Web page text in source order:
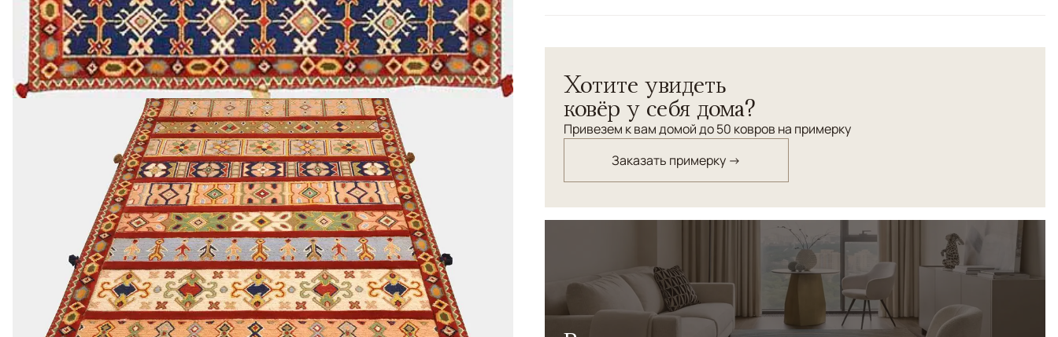
безворсовых элементов в орнаменте. Персидский орнамент "Сирджан". Шерсть
Хотите увидеть
ковёр у себя дома?
Привезем к вам домой до 50 ковров на примерку
Заказать примерку →